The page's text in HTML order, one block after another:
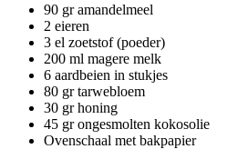
90 gr amandelmeel
2 eieren
3 el zoetstof (poeder)
200 ml magere melk
6 aardbeien in stukjes
80 gr tarwebloem
30 gr honing
45 gr ongesmolten kokosolie
Ovenschaal met bakpapier